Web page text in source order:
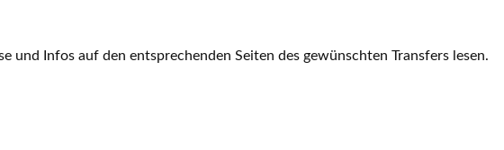
Infos auf den entsprechenden Seiten des gewünschten Transfers lesen.